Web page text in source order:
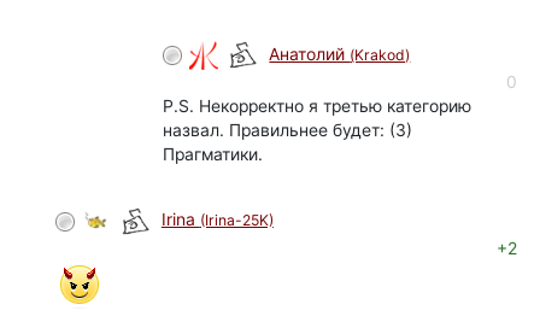
Анатолий (Krakod)
0
P.S. Некорректно я третью категорию
назвал. Правильнее будет: (3)
Прагматики.
Irina (Irina-25K)
+2